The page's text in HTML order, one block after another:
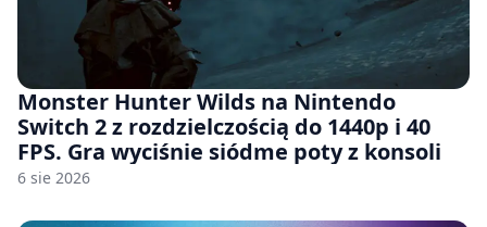
Monster Hunter Wilds na Nintendo
Switch 2 z rozdzielczością do 1440p i 40
FPS. Gra wyciśnie siódme poty z konsoli
6 sie 2026